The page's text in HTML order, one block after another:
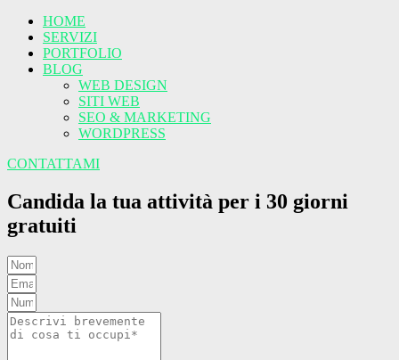
HOME
SERVIZI
PORTFOLIO
BLOG
WEB DESIGN
SITI WEB
SEO & MARKETING
WORDPRESS
CONTATTAMI
Candida la tua attività per i 30 giorni
gratuiti